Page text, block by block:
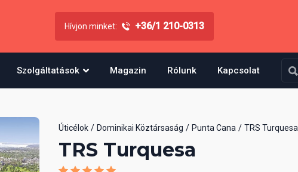
Hívjon minket: +36/1 210-0313
Szolgáltatások Magazin Rólunk Kapcsolat
Úticélok Dominikai Köztársaság Punta Cana TRS Turquesa
TRS Turquesa